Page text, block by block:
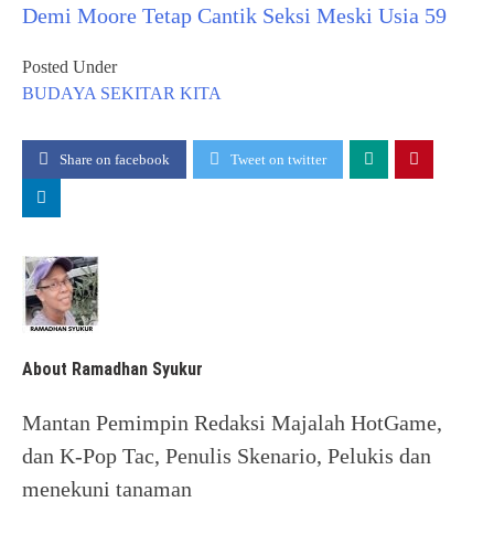
Demi Moore Tetap Cantik Seksi Meski Usia 59
Posted Under
BUDAYA SEKITAR KITA
Share on facebook Tweet on twitter
About Ramadhan Syukur
Mantan Pemimpin Redaksi Majalah HotGame,
dan K-Pop Tac, Penulis Skenario, Pelukis dan
menekuni tanaman